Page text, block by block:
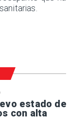
estado de
con alta